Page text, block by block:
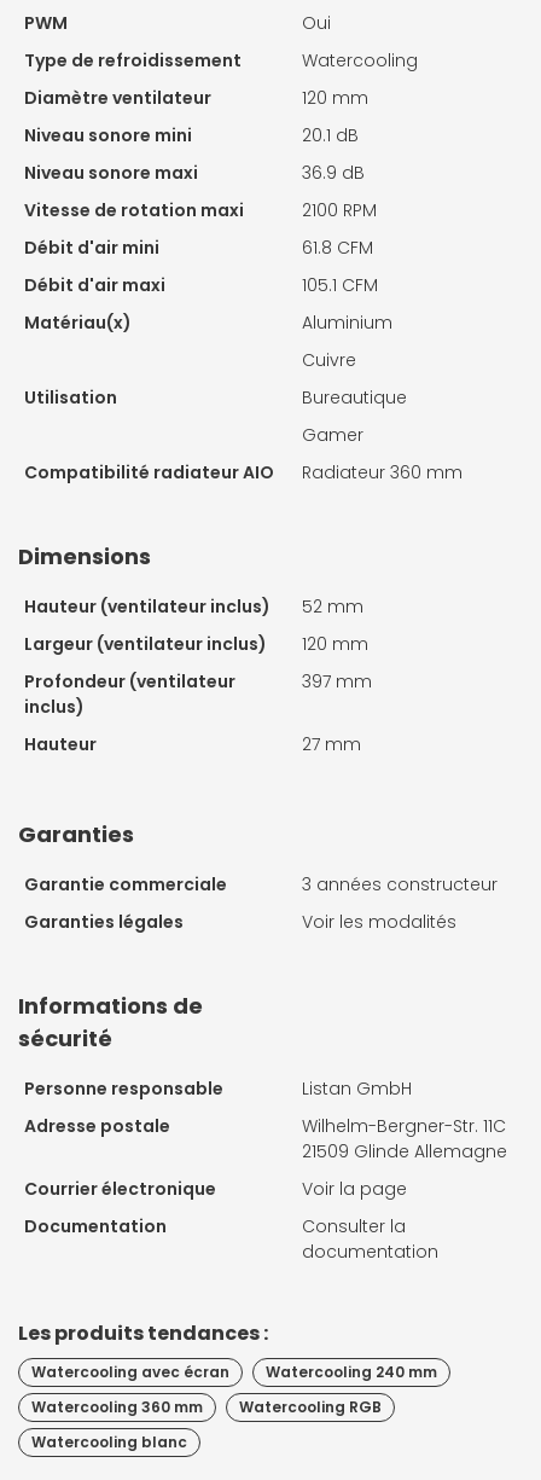
PWM
Oui
Type de refroidissement
Watercooling
Diamètre ventilateur
120 mm
Niveau sonore mini
20.1 dB
Niveau sonore maxi
36.9 dB
Vitesse de rotation maxi
2100 RPM
Débit d'air mini
61.8 CFM
Débit d'air maxi
105.1 CFM
Matériau(x)
Aluminium
Cuivre
Utilisation
Bureautique
Gamer
Compatibilité radiateur AIO
Radiateur 360 mm
Dimensions
Hauteur (ventilateur inclus)
52 mm
Largeur (ventilateur inclus)
120 mm
Profondeur (ventilateur
inclus)
397 mm
Hauteur 27 mm
Garanties
Garantie commerciale
3 années constructeur
Garanties légales
Voir les modalités
Informations de
sécurité
Personne responsable
Listan GmbH
Adresse postale
Wilhelm-Bergner-Str. 11C
21509 Glinde Allemagne
Courrier électronique
Voir la page
Documentation
Consulter la
documentation
Les produits tendances :
Watercooling avec écran
Watercooling 240 mm
Watercooling 360 mm
Watercooling RGB
Watercooling blanc